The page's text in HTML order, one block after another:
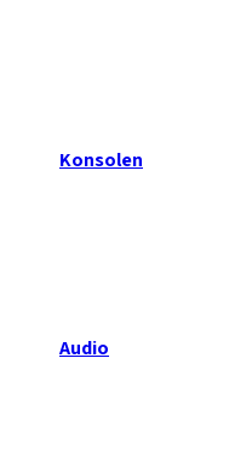
Konsolen
Audio